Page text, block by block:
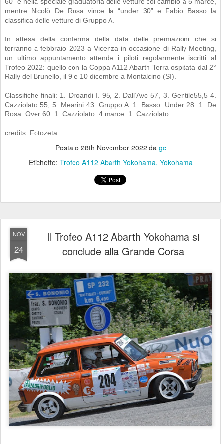
mentre Nicolò De Rosa vince la “under 30” e Fabio Basso la
classifica delle vetture di Gruppo A.
In attesa della conferma della data delle premiazioni che si
terranno a febbraio 2023 a Vicenza in occasione di Rally Meeting,
un ultimo appuntamento attende i piloti regolarmente iscritti al
Trofeo 2022: quello con la Coppa A112 Abarth Terra ospitata dal 2°
Rally del Brunello, il 9 e 10 dicembre a Montalcino (SI).
Classifiche finali: 1. Droandi I. 95, 2. Dall’Avo 57, 3. Gentile55,5 4.
Cazziolato 55, 5. Mearini 43. Gruppo A: 1. Basso. Under 28: 1. De
Rosa. Over 60: 1. Cazziolato. 4 marce: 1. Cazziolato
credits: Fotozeta
Postato 28th November 2022 da gc
Etichette: Trofeo A112 Abarth Yokohama Yokohama
NOV
24
Il Trofeo A112 Abarth Yokohama si
conclude alla Grande Corsa